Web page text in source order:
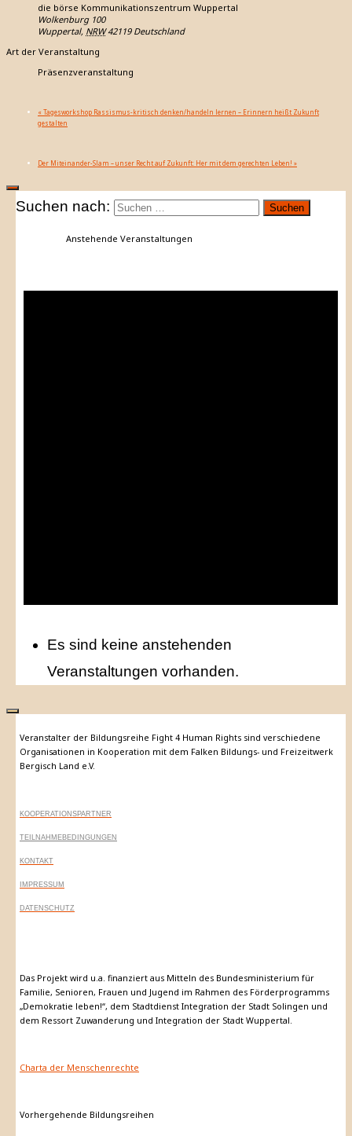
die börse Kommunikationszentrum Wuppertal
Wolkenburg 100
Wuppertal, NRW 42119 Deutschland
Art der Veranstaltung
Präsenzveranstaltung
« Tagesworkshop Rassismus-kritisch denken/handeln lernen – Erinnern heißt Zukunft
gestalten
Der Miteinander-Slam – unser Recht auf Zukunft: Her mit dem gerechten Leben! »
Suchen nach:
Anstehende Veranstaltungen
Es sind keine anstehenden
Veranstaltungen vorhanden.
Veranstalter der Bildungsreihe Fight 4 Human Rights sind verschiedene
Organisationen in Kooperation mit dem Falken Bildungs- und Freizeitwerk
Bergisch Land e.V.
KOOPERATIONSPARTNER
TEILNAHMEBEDINGUNGEN
KONTAKT
IMPRESSUM
DATENSCHUTZ
Das Projekt wird u.a. finanziert aus Mitteln des Bundesministerium für
Familie, Senioren, Frauen und Jugend im Rahmen des Förderprogramms
„Demokratie leben!“, dem Stadtdienst Integration der Stadt Solingen und
dem Ressort Zuwanderung und Integration der Stadt Wuppertal.
Charta der Menschenrechte
Vorhergehende Bildungsreihen